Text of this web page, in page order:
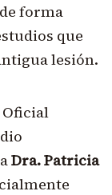
forma
que
lesión.
Oficial
Dra. Patricia